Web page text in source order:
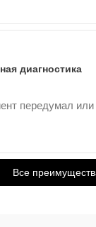
диагностика
передумал
Все